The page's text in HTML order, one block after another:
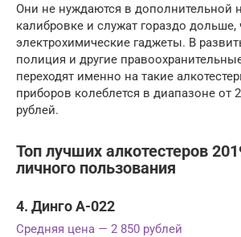
Они не нуждаются в дополнительной
калибровке и служат гораздо дольше,
электрохимические гаджеты. В
полиция и другие
переходят именно на такие
приборов колеблется в диапазоне от
рублей.
Топ лучших алкотестеров
личного пользования
4. Динго A-022
Средняя цена — 2 850 рублей